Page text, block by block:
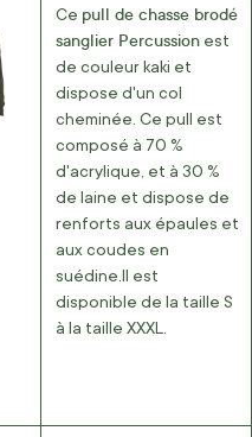
Ce pull de chasse brodé
sanglier Percussion est
de couleur kaki et
dispose d'un col
cheminée. Ce pull est
composé à 70 %
d'acrylique, et à 30 %
de laine et dispose de
renforts aux épaules et
aux coudes en
suédine.Il est
disponible de la taille S
à la taille XXXL.